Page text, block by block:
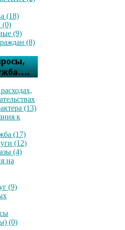
(18)
(0)
(9)
(8)
(13)
к
(17)
(12)
(4)
на
(9)
(0)